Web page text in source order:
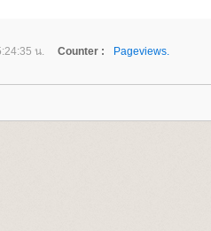
น. Counter :
Pageviews.